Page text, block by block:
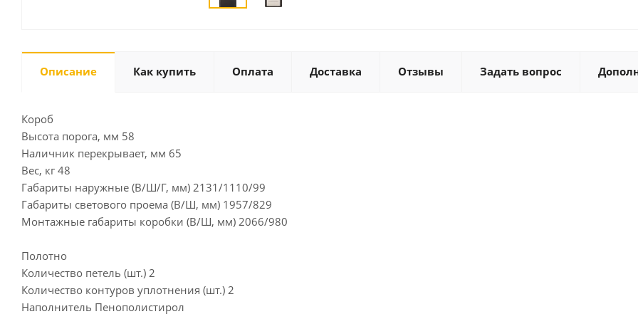
Описание Как купить Оплата Доставка Отзывы Задать вопрос
Короб
Высота порога, мм 58
Наличник перекрывает, мм 65
Вес, кг 48
Габариты наружные (В/Ш/Г, мм) 2131/1110/99
Габариты светового проема (В/Ш, мм) 1957/829
Монтажные габариты коробки (В/Ш, мм) 2066/980
Полотно
Количество петель (шт.) 2
Количество контуров уплотнения (шт.) 2
Наполнитель Пенополистирол